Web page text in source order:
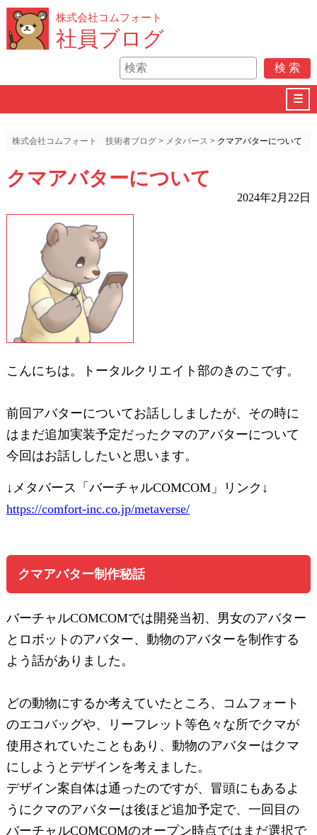
株式会社コムフォート
社員ブログ
☰
株式会社コムフォート 技術者ブログ> メタバース > クマアバターについて
クマアバターについて
2024年2月22日
こんにちは。トータルクリエイト部のきのこです。
前回アバターについてお話ししましたが、その時に
はまだ追加実装予定だったクマのアバターについて
今回はお話ししたいと思います。
↓メタバース「バーチャルCOMCOM」リンク↓
https://comfort-inc.co.jp/metaverse/
クマアバター制作秘話
バーチャルCOMCOMでは開発当初、男女のアバター
とロボットのアバター、動物のアバターを制作する
よう話がありました。
どの動物にするか考えていたところ、コムフォート
のエコバッグや、リーフレット等色々な所でクマが
使用されていたこともあり、動物のアバターはクマ
にしようとデザインを考えました。
デザイン案自体は通ったのですが、冒頭にもあるよ
うにクマのアバターは後ほど追加予定で、一回目の
バーチャルCOMCOMのオープン時点ではまだ選択で